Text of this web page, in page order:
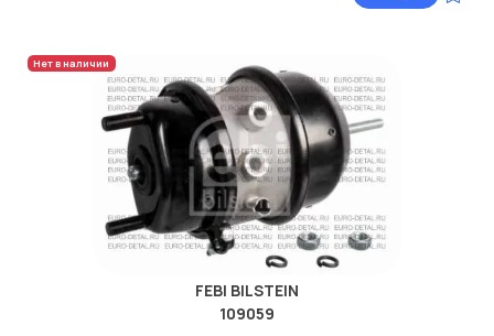
Нет в наличии
FEBI BILSTEIN
109059